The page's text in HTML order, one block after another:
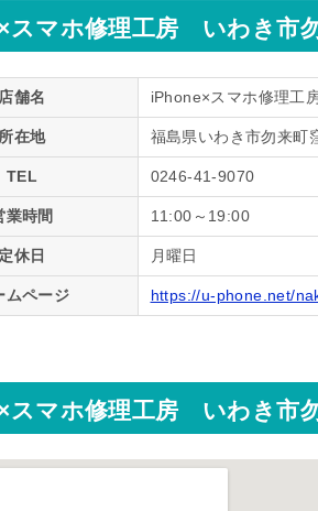
スマホ修理工房 いわき市
店舗名 iPhone×スマホ修理工
所在地 福島県いわき市勿来町
TEL 0246-41-9070
業時間 11:00～19:00
定休日 月曜日
ムページ https://u-phone.net/
スマホ修理工房 いわき市